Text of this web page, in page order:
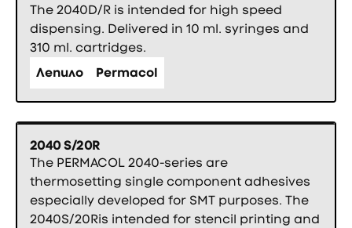
The 2040D/R is intended for high speed
dispensing. Delivered in 10 ml. syringes and
310 ml. cartridges.
Лепило
Permacol
2040 S/20R
The PERMACOL 2040-series are
thermosetting single component adhesives
especially developed for SMT purposes. The
2040S/20Ris intended for stencil printing and